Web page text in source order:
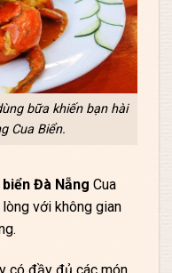
bữa khiến bạn hài
Cua Biển.
Đà Nẵng Cua
với không gian